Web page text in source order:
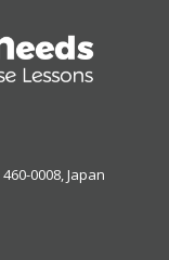
0008, Japan